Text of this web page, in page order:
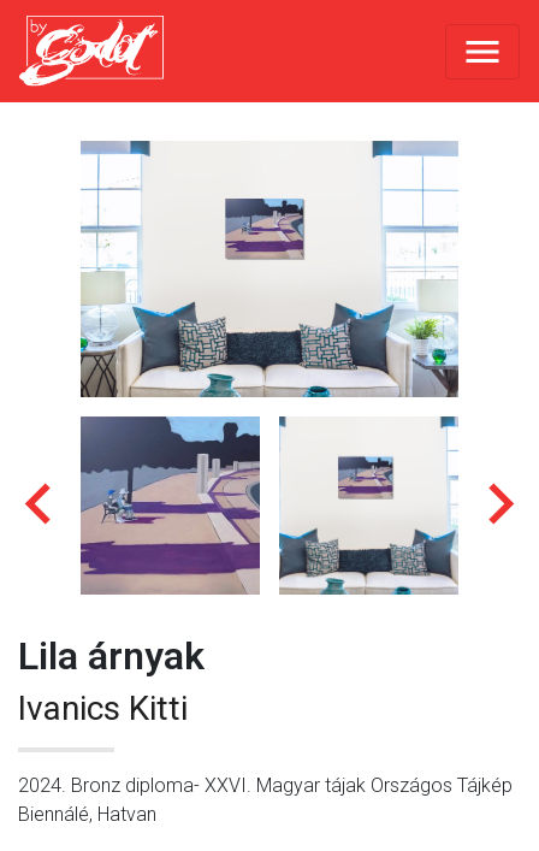
Lila árnyak
Ivanics Kitti
2024. Bronz diploma- XXVI. Magyar tájak Országos Tájkép
Biennálé, Hatvan